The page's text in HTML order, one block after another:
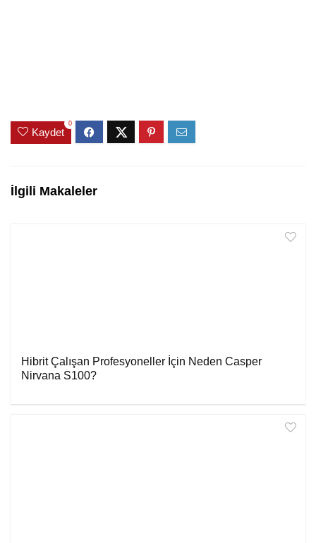
Kaydet
0
İlgili Makaleler
Hibrit Çalışan Profesyoneller İçin Neden Casper
Nirvana S100?